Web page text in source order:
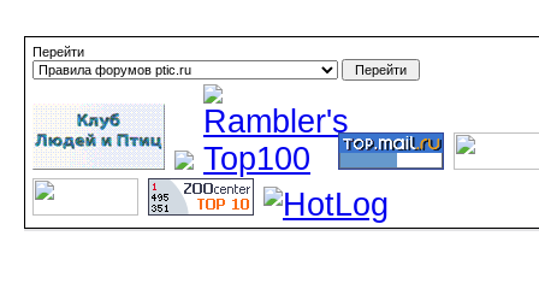
Перейти